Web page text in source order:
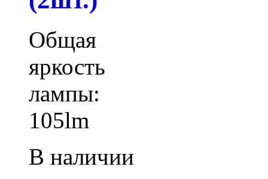
Общая
яркость
лампы:
105lm
В наличии